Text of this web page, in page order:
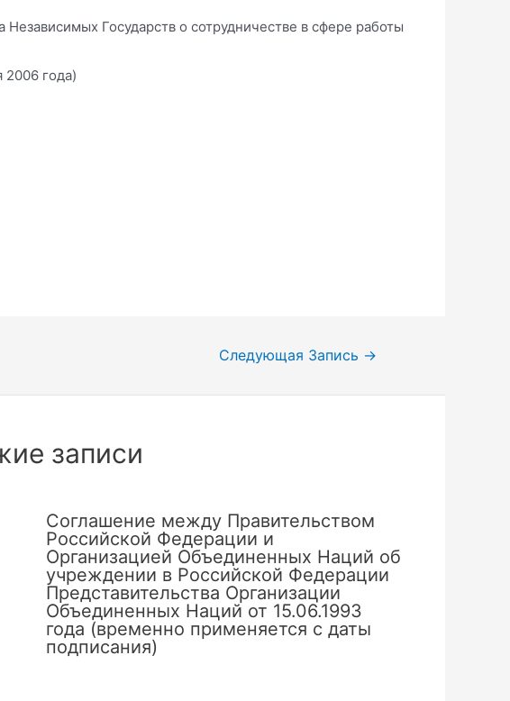
Государств о сотрудничестве в сфере работы
2006 года)
Следующая Запись →
записи
Соглашение между Правительством
Российской Федерации и
Организацией Объединенных Наций об
учреждении в Российской Федерации
Представительства Организации
Объединенных Наций от 15.06.1993
года (временно применяется с даты
подписания)